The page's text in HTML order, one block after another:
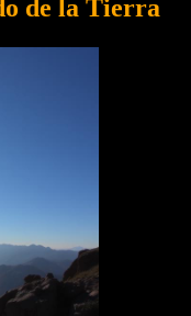
de la Tierra